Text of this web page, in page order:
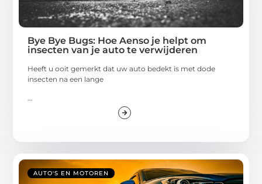
Bye Bye Bugs: Hoe Aenso je helpt om
insecten van je auto te verwijderen
Heeft u ooit gemerkt dat uw auto bedekt is met dode
insecten na een lange
AUTO'S EN MOTOREN